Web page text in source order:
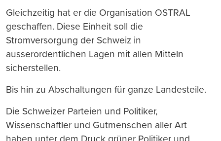
Gleichzeitig hat er die Organisation OSTRAL
geschaffen. Diese Einheit soll die
Stromversorgung der Schweiz in
ausserordentlichen Lagen mit allen Mitteln
sicherstellen.
Bis hin zu Abschaltungen für ganze Landesteile.
Die Schweizer Parteien und Politiker,
Wissenschaftler und Gutmenschen aller Art
haben unter dem Druck grüner Politiker und